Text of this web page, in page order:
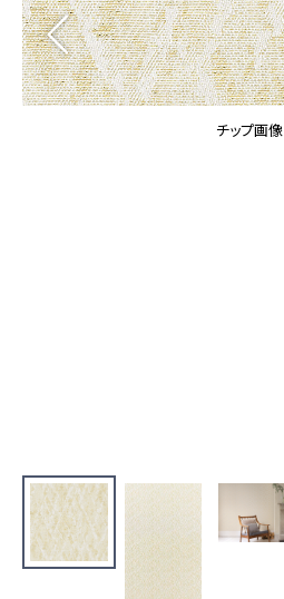
#リリカラのある暮らし
ショールーム トップ
東京ショールーム
大阪ショールーム
お客様サポート
お客様サポート トップ
採用情報
プライバシーポリシー
チップ画像